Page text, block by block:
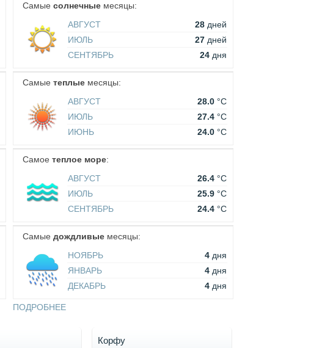
Самые солнечные месяцы:
АВГУСТ
28 дней
ИЮЛЬ
27 дней
СЕНТЯБРЬ
24 дня
Самые теплые месяцы:
АВГУСТ
28.0 °C
ИЮЛЬ
27.4 °C
ИЮНЬ
24.0 °C
Самое теплое море:
АВГУСТ
26.4 °C
ИЮЛЬ
25.9 °C
СЕНТЯБРЬ
24.4 °C
Самые дождливые месяцы:
НОЯБРЬ
4 дня
ЯНВАРЬ
4 дня
ДЕКАБРЬ
4 дня
ПОДРОБНЕЕ
Корфу